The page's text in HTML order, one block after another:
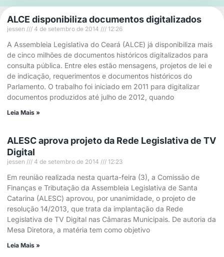
ALCE disponibiliza documentos digitalizados
jessen 4 de setembro de 2014 12:26
A Assembleia Legislativa do Ceará (ALCE) já disponibiliza mais
de cinco milhões de documentos históricos digitalizados para
consulta pública. Entre eles estão mensagens, projetos de lei e
de indicação, requerimentos e documentos históricos do
Parlamento. O trabalho foi iniciado em 2011 para digitalizar
documentos produzidos até julho de 2012, quando
Leia Mais »
ALESC aprova projeto da Rede Legislativa de TV
Digital
jessen 4 de setembro de 2014 12:23
Em reunião realizada nesta quarta-feira (3), a Comissão de
Finanças e Tributação da Assembleia Legislativa de Santa
Catarina (ALESC) aprovou, por unanimidade, o projeto de
resolução 14/2013, que trata da implantação da Rede
Legislativa de TV Digital nas Câmaras Municipais. De autoria da
Mesa Diretora, a matéria tem como objetivo
Leia Mais »